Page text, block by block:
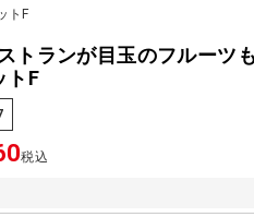
トF
トランが目玉のフルーツ
トF
税込